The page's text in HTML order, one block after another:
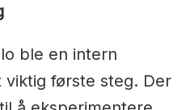
ble en intern
viktig første steg. Der